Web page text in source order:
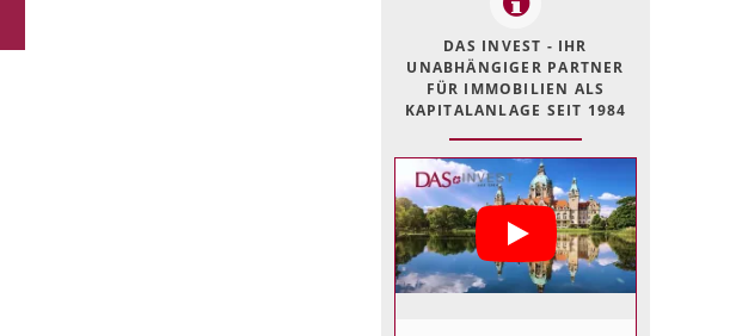
DAS INVEST - IHR
UNABHÄNGIGER PARTNER
FÜR IMMOBILIEN ALS
KAPITALANLAGE SEIT 1984